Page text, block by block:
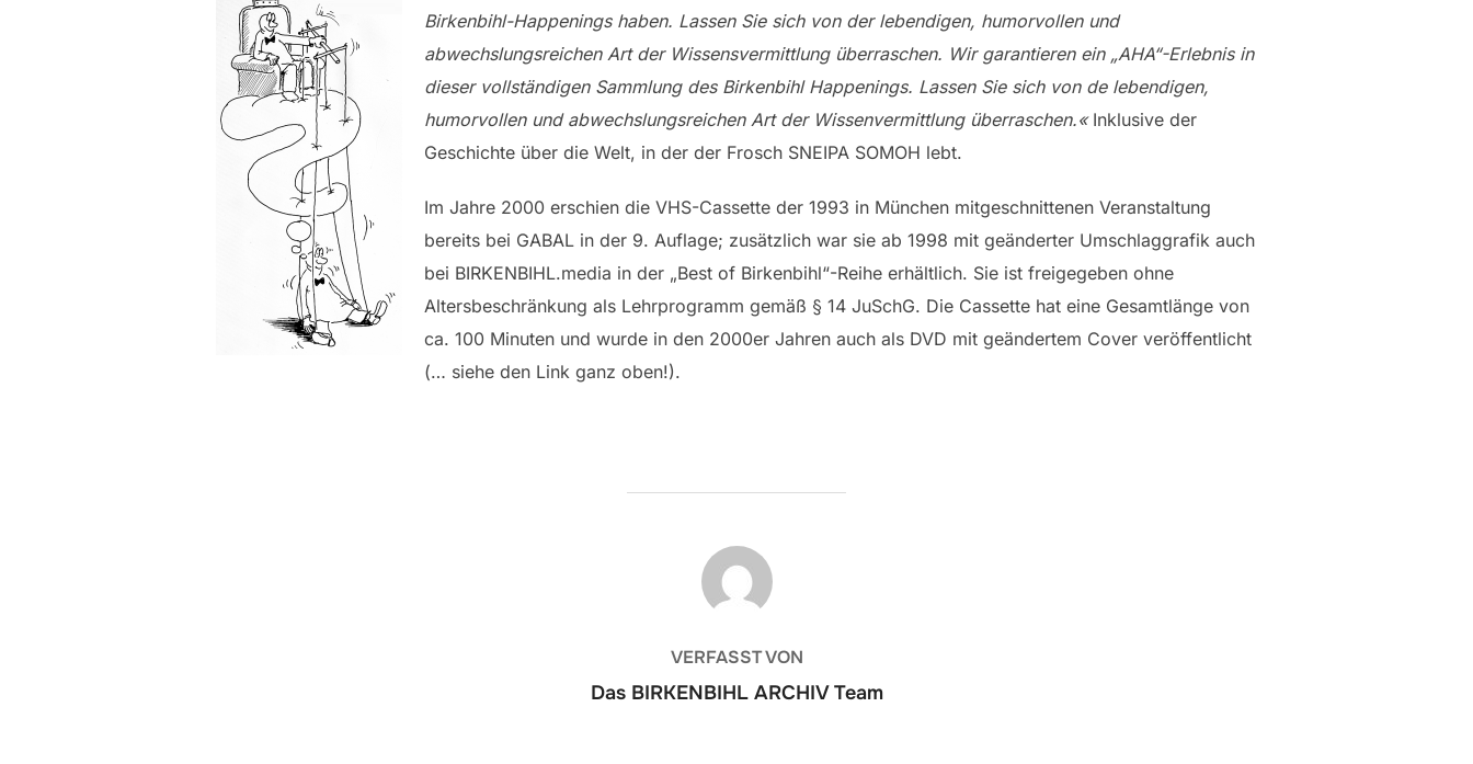
Birkenbihl-Happenings haben. Lassen Sie sich von der lebendigen, humorvollen und
abwechslungsreichen Art der Wissensvermittlung überraschen. Wir garantieren ein „AHA“-Erlebnis in
dieser vollständigen Sammlung des Birkenbihl Happenings. Lassen Sie sich von de lebendigen,
humorvollen und abwechslungsreichen Art der Wissenvermittlung überraschen.«Inklusive der
Geschichte über die Welt, in der der Frosch SNEIPA SOMOH lebt.
Im Jahre 2000 erschien die VHS-Cassette der 1993 in München mitgeschnittenen Veranstaltung
bereits bei GABAL in der 9. Auflage; zusätzlich war sie ab 1998 mit geänderter Umschlaggrafik auch
bei BIRKENBIHL.media in der „Best of Birkenbihl“-Reihe erhältlich. Sie ist freigegeben ohne
Altersbeschränkung als Lehrprogramm gemäß § 14 JuSchG. Die Cassette hat eine Gesamtlänge von
ca. 100 Minuten und wurde in den 2000er Jahren auch als DVD mit geändertem Cover veröffentlicht
(… siehe den Link ganz oben!).
BEITRAGSAUTOR
VERFASST VON
Das BIRKENBIHL ARCHIV Team